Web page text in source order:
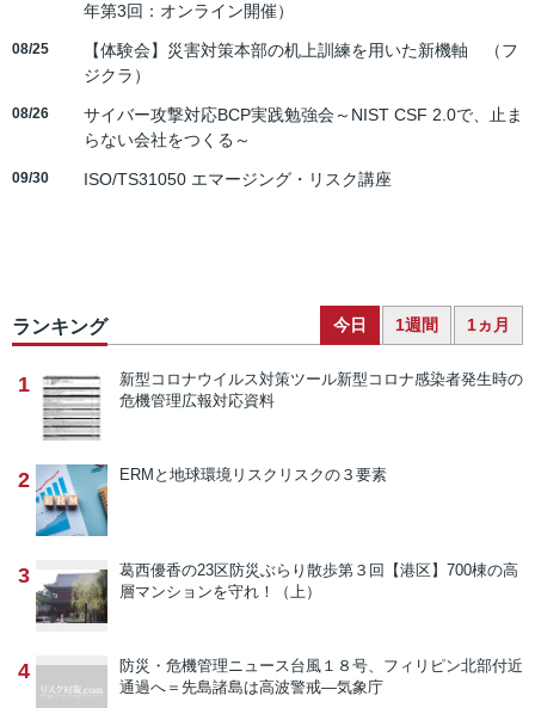
年第3回：オンライン開催）
08/25
【体験会】災害対策本部の机上訓練を用いた新機軸 （フ
ジクラ）
08/26
サイバー攻撃対応BCP実践勉強会～NIST CSF 2.0で、止ま
らない会社をつくる～
09/30 ISO/TS31050 エマージング・リスク講座
ランキング 今日 1週間 1ヵ月
1 新型コロナウイルス対策ツール新型コロナ感染者発生時の
危機管理広報対応資料
2 ERMと地球環境リスク リスクの３要素
3 葛西優香の23区防災ぶらり散歩第３回【港区】700棟の高
層マンションを守れ！（上）
4 防災・危機管理ニュース台風１８号、フィリピン北部付近
通過へ＝先島諸島は高波警戒―気象庁